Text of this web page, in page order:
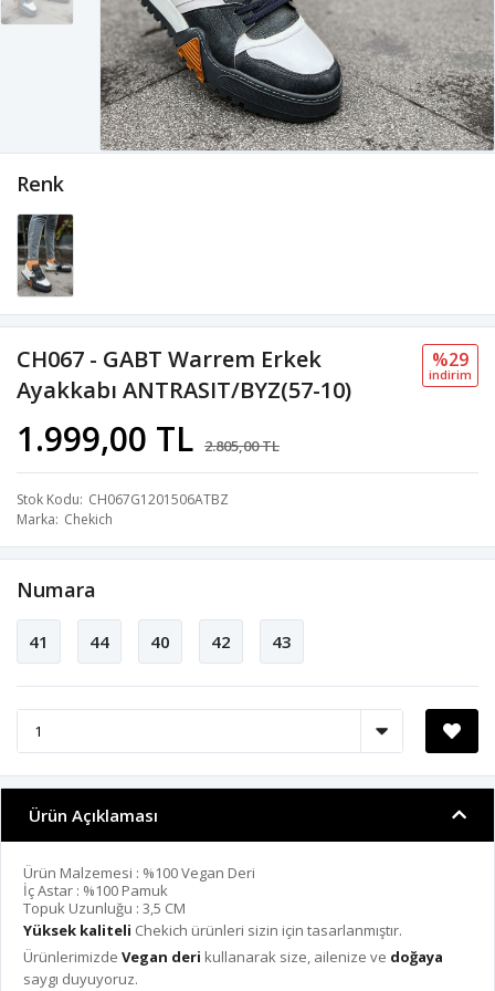
CH067 - GABT Warrem Erkek
Ayakkabı ANTRASIT/BYZ(57-10)
1.999,00 TL 2.805,00 TL
%29
i̇ndi̇ri̇m
Stok Kodu CH067G1201506ATBZ
Marka Chekich
Renk
Numara
41 44 40 42 43
Ürün Açıklaması
Ürün Malzemesi : %100 Vegan Deri
İç Astar : %100 Pamuk
Topuk Uzunluğu : 3,5 CM
Yüksek kaliteli Chekich ürünleri sizin için tasarlanmıştır.
Ürünlerimizde Vegan deri kullanarak size, ailenize ve doğaya
saygı duyuyoruz.